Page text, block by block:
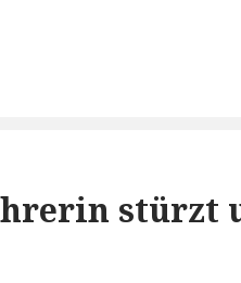
stürzt